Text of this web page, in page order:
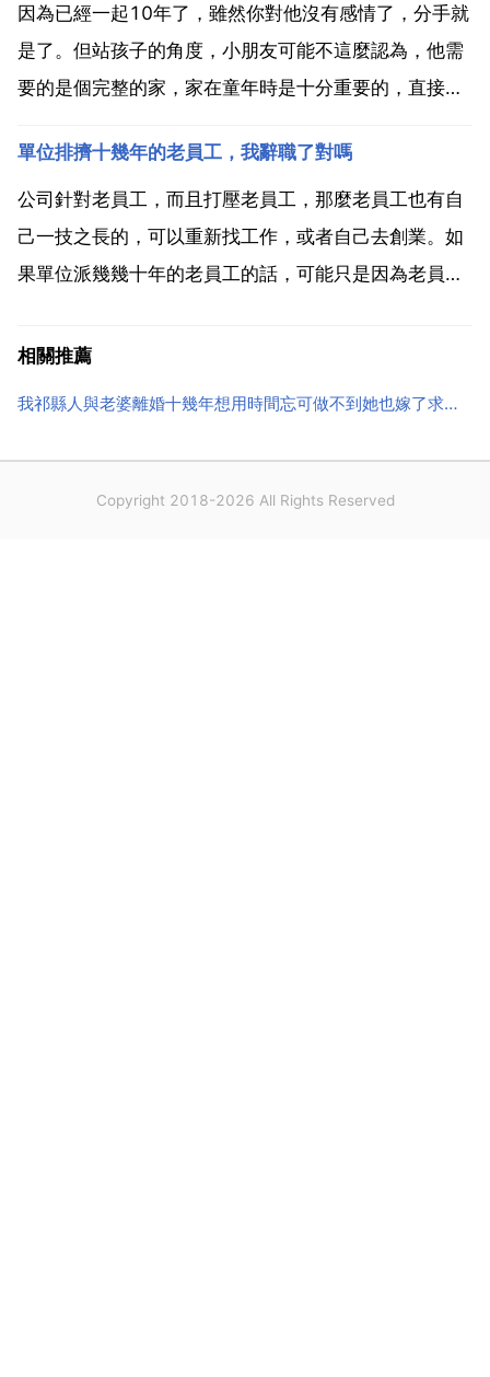
和生活的包袱。對方如果不知道，你也抽身出來了，這
件事沒有...
因為已經一起10年了，雖然你對他沒有感情了，分手就
是了。但站孩子的角度，小朋友可能不這麼認為，他需
要的是個完整的家，家在童年時是十分重要的，直接影
是否還愛你，背叛是你對他的行為的定義，如果用他的
語言來解釋他的行為未必是這樣的定義。我是說如果他
還愛你的，...
單位排擠十幾年的老員工，我辭職了對嗎
公司針對老員工，而且打壓老員工，那麼老員工也有自
己一技之長的，可以重新找工作，或者自己去創業。如
果單位派幾幾十年的老員工的話，可能只是因為老員工
職，畢竟很多東西不一定波及到你，就沒有必要辭職
相關推薦
我祁縣人與老婆離婚十幾年想用時間忘可做不到她也嫁了求你們幫助，謝謝
Copyright 2018-2026 All Rights Reserved